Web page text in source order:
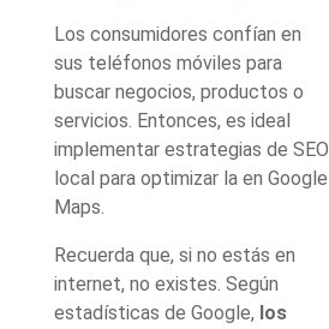
Los consumidores confían en
sus teléfonos móviles para
buscar negocios, productos o
servicios. Entonces, es ideal
implementar estrategias de SEO
local para optimizar la en Google
Maps.
Recuerda que, si no estás en
internet, no existes. Según
estadísticas de Google, los